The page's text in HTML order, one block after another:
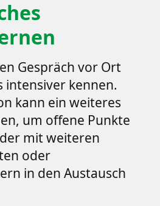
Gespräch vor Ort
intensiver kennen.
kann ein weiteres
um offene Punkte
mit weiteren
oder
in den Austausch